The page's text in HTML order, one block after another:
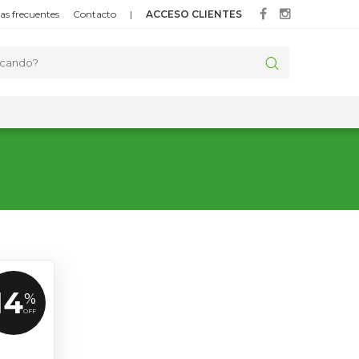
frecuentes Contacto | ACCESO CLIENTES
%
OFF